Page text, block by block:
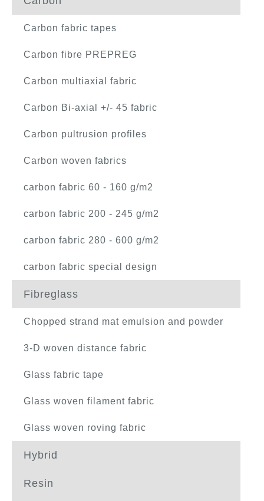
Carbon fabric tapes
Carbon fibre PREPREG
Carbon multiaxial fabric
Carbon Bi-axial +/- 45 fabric
Carbon pultrusion profiles
Carbon woven fabrics
carbon fabric 60 - 160 g/m2
carbon fabric 200 - 245 g/m2
carbon fabric 280 - 600 g/m2
carbon fabric special design
Fibreglass
Chopped strand mat emulsion and powder
3-D woven distance fabric
Glass fabric tape
Glass woven filament fabric
Glass woven roving fabric
Hybrid
Resin